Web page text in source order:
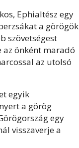
Ephialtész egy
a görögök
szövetségest
az önként maradó
az utolsó
egyik
a görög
egy
visszaverje a